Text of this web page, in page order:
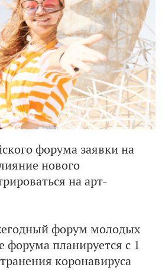
форума заявки на
нового
на арт-
форум молодых
форума планируется с 1
коронавируса